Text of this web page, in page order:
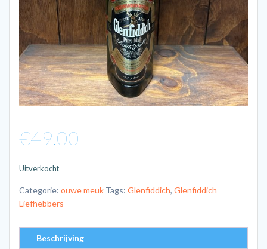
€49.00
Uitverkocht
Categorie: ouwe meuk Tags: Glenfiddich, Glenfiddich
Liefhebbers
Beschrijving